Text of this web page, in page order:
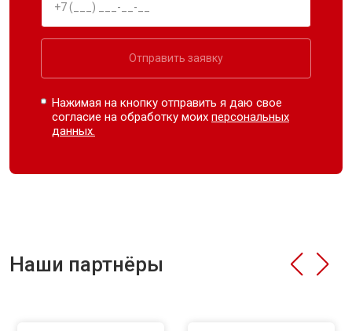
Отправить заявку
Нажимая на кнопку отправить я даю свое
согласие на обработку моихперсональных
данных.
Наши партнёры